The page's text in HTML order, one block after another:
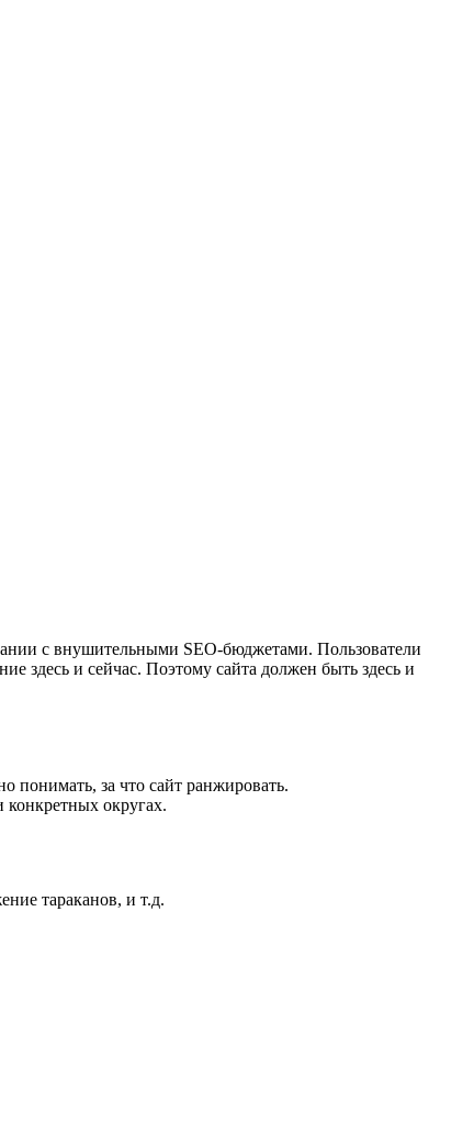
с внушительными SEO-бюджетами. Пользователи
здесь и сейчас. Поэтому сайта должен быть здесь и
понимать, за что сайт ранжировать.
округах.
тараканов, и т.д.